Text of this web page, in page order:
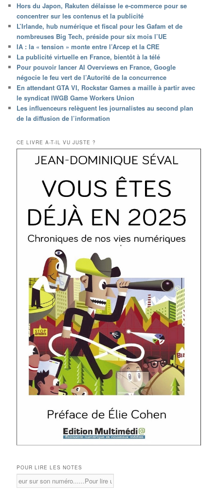
Hors du Japon, Rakuten délaisse le e-commerce pour se
concentrer sur les contenus et la publicité
L’Irlande, hub numérique et fiscal pour les Gafam et de
nombreuses Big Tech, préside pour six mois l’UE
IA : la « tension » monte entre l’Arcep et la CRE
La publicité virtuelle en France, bientôt à la télé
Pour pouvoir lancer AI Overviews en France, Google
négocie le feu vert de l’Autorité de la concurrence
En attendant GTA VI, Rockstar Games a maille à partir avec
le syndicat IWGB Game Workers Union
Les influenceurs relèguent les journalistes au second plan
de la diffusion de l’information
CE LIVRE A-T-IL VU JUSTE ?
POUR LIRE LES NOTES